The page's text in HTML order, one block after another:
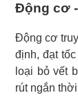
Động cơ
Động cơ
định, đạt
loại bỏ vết
rút ngắn